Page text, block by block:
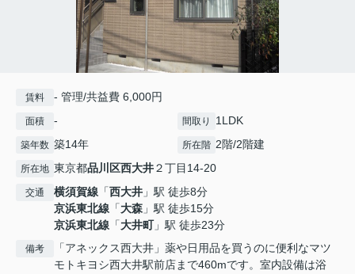
賃料 - 管理/共益費 6,000円
面積 - 間取り 1LDK
築年数 築14年 所在階 2階/2階建
所在地 東京都品川区西大井２丁目14-20
交通 横須賀線 「西大井 」駅 徒歩8分
京浜東北線 「大森 」駅 徒歩15分
京浜東北線 「大井町」駅 徒歩23分
備考
「アネックス西大井」薬や日用品を買うのに便利なマツ
モトキヨシ西大井駅前店まで460mです。室内設備は浴